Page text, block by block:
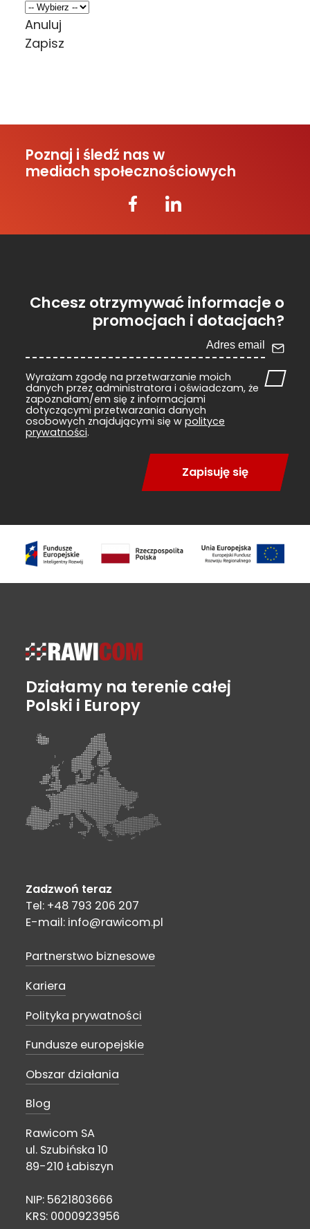
Anuluj
Zapisz
Poznaj i śledź nas w
mediach społecznościowych
Działamy na terenie całej
Polski i Europy
Zadzwoń teraz
Tel: +48 793 206 207
E-mail: info@rawicom.pl
Partnerstwo biznesowe
Kariera
Polityka prywatności
Fundusze europejskie
Obszar działania
Blog
Rawicom SA
ul. Szubińska 10
89-210 Łabiszyn
NIP: 5621803666
KRS: 0000923956
Chcesz otrzymywać informacje o
promocjach i dotacjach?
Wyrażam zgodę na przetwarzanie moich
danych przez administratora i oświadczam, że
zapoznałam/em się z informacjami
dotyczącymi przetwarzania danych
osobowych znajdującymi się w polityce
prywatności.
Zapisuję się